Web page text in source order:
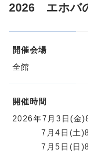
2026 エホバ
開催会場
全館
開催時間
2026年7月3日(金
7月4日(土
7月5日(日